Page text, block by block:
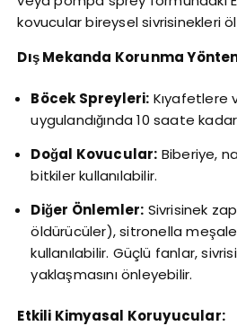
kovucular bireysel sivrisinekleri
Dış Mekanda Korunma
Böcek Spreyleri: Kıyafetlere
uygulandığında 10 saate
Doğal Kovucular: Biberiye,
bitkiler kullanılabilir.
Diğer Önlemler: Sivrisinek
öldürücüler), sitronella
kullanılabilir. Güçlü fanlar,
yaklaşmasını önleyebilir.
Etkili Kimyasal Koruyucular: